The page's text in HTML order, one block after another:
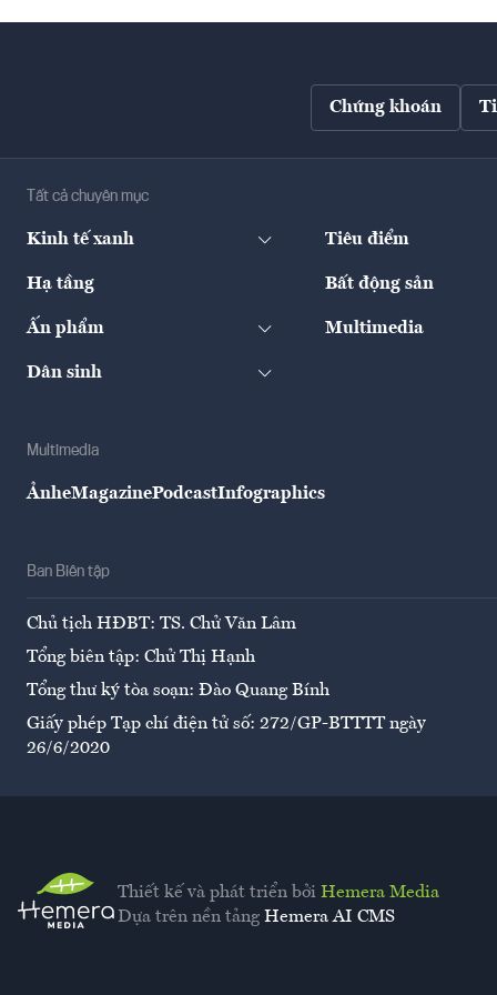
Chứng khoán
Tất cả chuyên mục
Kinh tế xanh Tiêu điểm
Hạ tầng Bất động sản
Ấn phẩm Multimedia
Dân sinh
Multimedia
ẢnheMagazinePodcastInfographics
Ban Biên tập
Chủ tịch HĐBT: TS. Chử Văn Lâm
Tổng biên tập: Chử Thị Hạnh
Tổng thư ký tòa soạn: Đào Quang Bính
Giấy phép Tạp chí điện tử số: 272/GP-BTTTT ngày
26/6/2020
Thiết kế và phát triển bởi Hemera Media
Dựa trên nền tảng Hemera AI CMS